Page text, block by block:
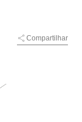
Compartilhar